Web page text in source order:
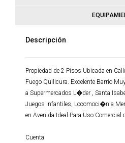
Descripción
Propiedad de 2 Pisos Ubicada en
Fuego Quilicura. Excelente Barrio
a Supermercados L�der , Santa
Juegos Infantiles, Locomoci�n a
en Avenida Ideal Para Uso Comercial
Cuenta